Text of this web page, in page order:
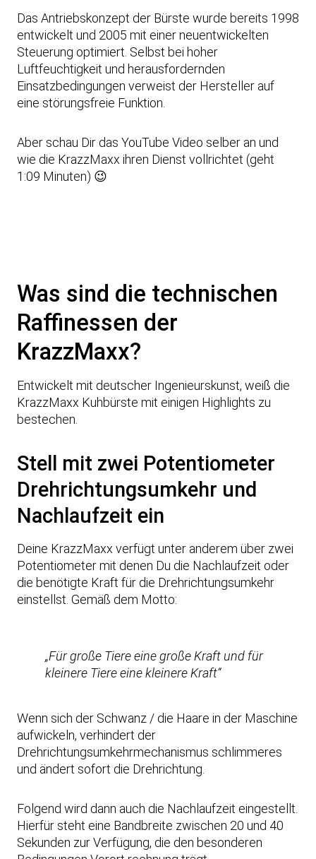
Das Antriebskonzept der Bürste wurde bereits 1998
entwickelt und 2005 mit einer neuentwickelten
Steuerung optimiert. Selbst bei hoher
Luftfeuchtigkeit und herausfordernden
Einsatzbedingungen verweist der Hersteller auf
eine störungsfreie Funktion.
Aber schau Dir das YouTube Video selber an und
wie die KrazzMaxx ihren Dienst vollrichtet (geht
1:09 Minuten) 😉
s
c
h
u
t
z
r
k
l
v
o
n
Y
o
T
u
b
M
e
h
r
r
f
a
h
Y
T
u
b
Was sind die technischen
Raffinessen der
KrazzMaxx?
Entwickelt mit deutscher Ingenieurskunst, weiß die
KrazzMaxx Kuhbürste mit einigen Highlights zu
bestechen.
Stell mit zwei Potentiometer
Drehrichtungsumkehr und
Nachlaufzeit ein
Deine KrazzMaxx verfügt unter anderem über zwei
Potentiometer mit denen Du die Nachlaufzeit oder
die benötigte Kraft für die Drehrichtungsumkehr
einstellst. Gemäß dem Motto:
„Für große Tiere eine große Kraft und für
kleinere Tiere eine kleinere Kraft“
Wenn sich der Schwanz / die Haare in der Maschine
aufwickeln, verhindert der
Drehrichtungsumkehrmechanismus schlimmeres
und ändert sofort die Drehrichtung.
Folgend wird dann auch die Nachlaufzeit eingestellt.
Hierfür steht eine Bandbreite zwischen 20 und 40
Sekunden zur Verfügung, die den besonderen